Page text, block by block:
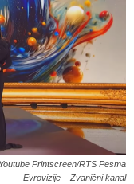
Printscreen/RTS Pesma
Evrovizije – Zvanični kanal